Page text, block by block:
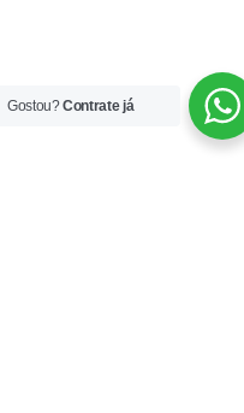
Gostou?Contrate já